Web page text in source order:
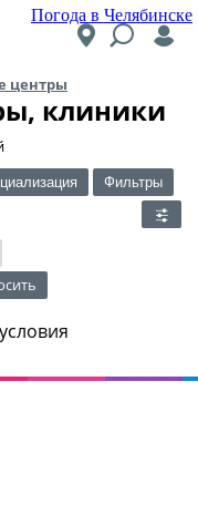
Погода в Челябинске
центры
клиники
Фильтры